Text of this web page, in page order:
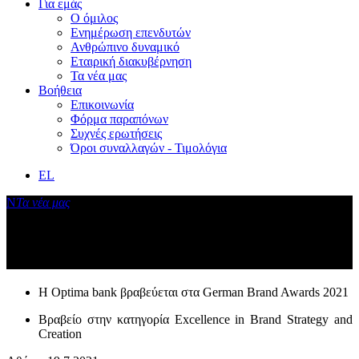
Για εμάς
Ο όμιλος
Ενημέρωση επενδυτών
Ανθρώπινο δυναμικό
Εταιρική διακυβέρνηση
Τα νέα μας
Βοήθεια
Επικοινωνία
Φόρμα παραπόνων
Συχνές ερωτήσεις
Όροι συναλλαγών - Τιμολόγια
EL
ΝΤα νέα μας
Η Optima bank βραβεύεται στα German Brand Awards 2021
Βραβείο στην κατηγορία Excellence in Brand Strategy and
Creation